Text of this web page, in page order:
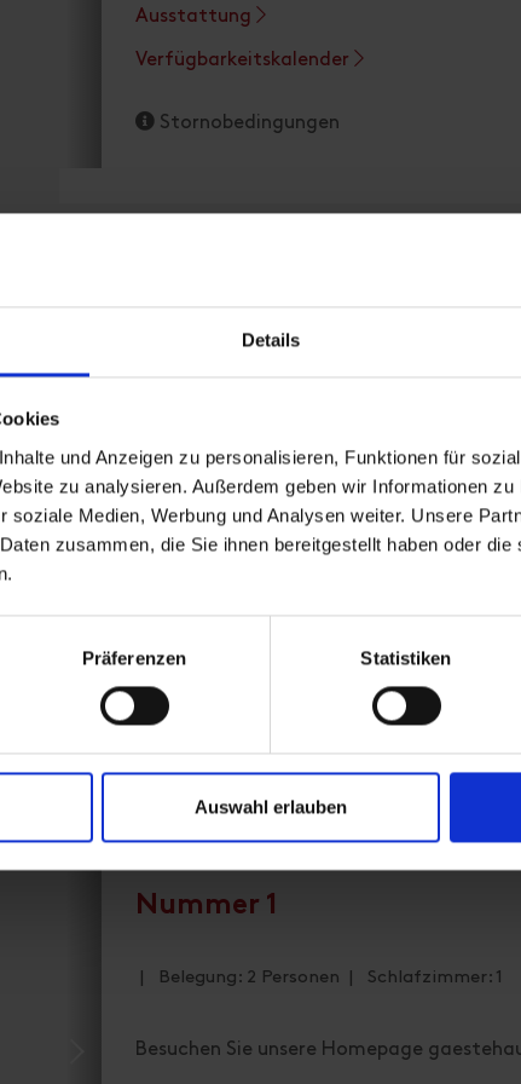
Details
und Anzeigen zu personalisieren, Funktionen für
zu analysieren. Außerdem geben wir Informationen zu
soziale Medien, Werbung und Analysen weiter. Unsere
zusammen, die Sie ihnen bereitgestellt haben oder
Präferenzen Statistiken
Auswahl erlauben
Ausstattung
Verfügbarkeitskalender
Stornobedingungen
Nummer 2
Besuchen Sie unsere Homepage
Verfügbarkeitskalender
Stornobedingungen
Nummer 1
| Belegung: 2 Personen | Schlafzimmer: 1
Besuchen Sie unsere Homepage